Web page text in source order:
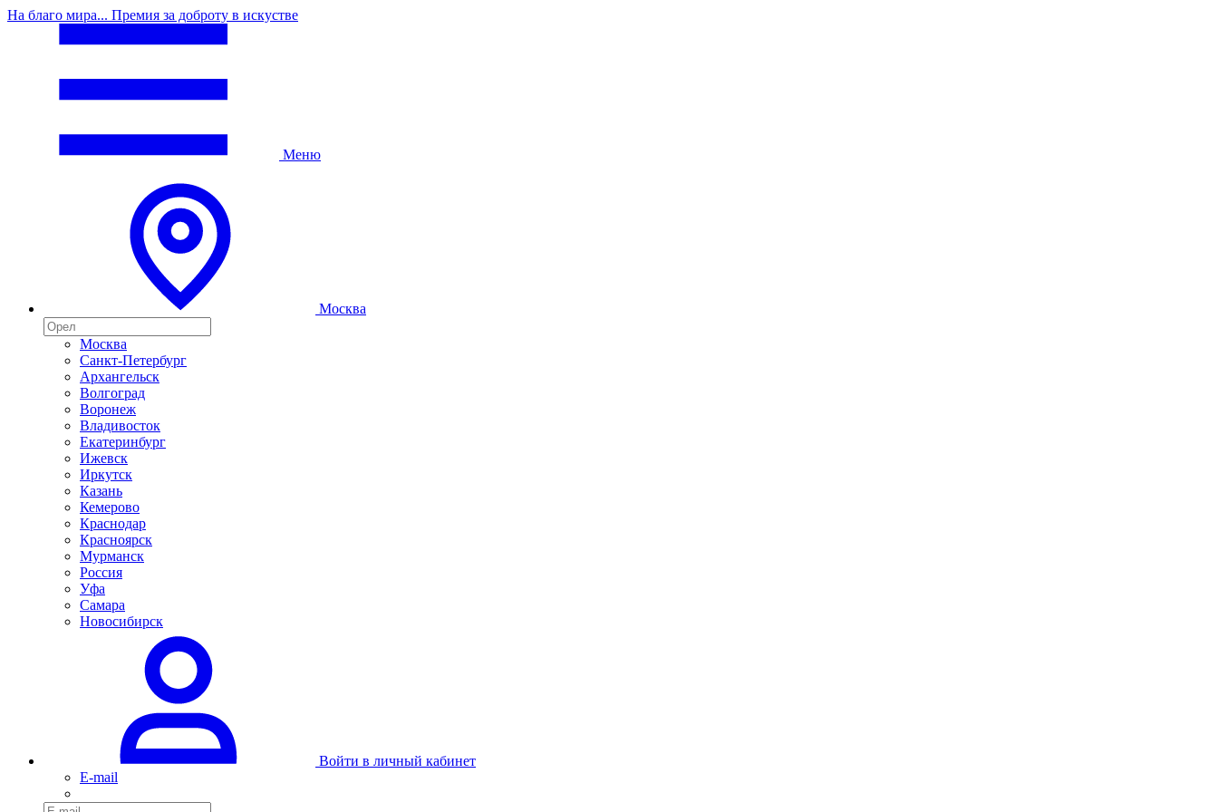
На благо мира... Премия за доброту в искустве
Меню
Москва
Москва
Санкт-Петербург
Архангельск
Волгоград
Воронеж
Владивосток
Екатеринбург
Ижевск
Иркутск
Казань
Кемерово
Краснодар
Красноярск
Мурманск
Россия
Уфа
Самара
Новосибирск
Войти в личный кабинет
E-mail